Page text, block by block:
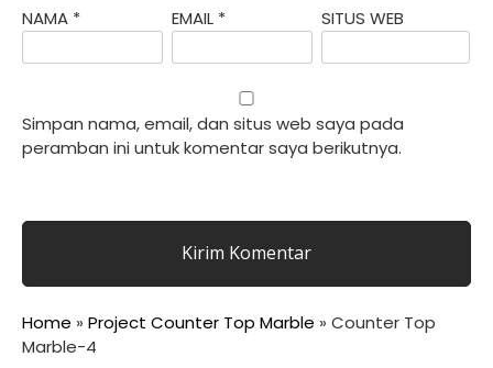
NAMA * EMAIL * SITUS WEB
Simpan nama, email, dan situs web saya pada
peramban ini untuk komentar saya berikutnya.
Home » Project Counter Top Marble » Counter Top
Marble-4